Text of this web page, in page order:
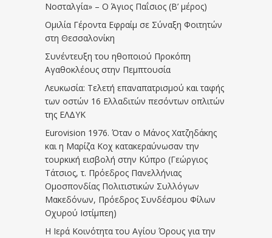
Νοσταλγία» – Ο Άγιος Παΐσιος (Β’ μέρος)
Ομιλία Γέροντα Εφραίμ σε Σύναξη Φοιτητών
στη Θεσσαλονίκη
Συνέντευξη του ηθοποιού Προκόπη
Αγαθοκλέους στην Πεμπτουσία
Λευκωσία: Τελετή επαναπατρισμού και ταφής
των οστών 16 Ελλαδιτών πεσόντων οπλιτών
της ΕΛΔΥΚ
Eurovision 1976. Όταν ο Μάνος Χατζηδάκης
και η Μαρίζα Κοχ κατακεραύνωσαν την
τουρκική εισβολή στην Κύπρο (Γεώργιος
Τάτσιος, τ. Πρόεδρος Πανελλήνιας
Ομοσπονδίας Πολιτιστικών Συλλόγων
Μακεδόνων, Πρόεδρος Συνδέσμου Φίλων
Οχυρού Ιστίμπεη)
Η Ιερά Κοινότητα του Αγίου Όρους για την